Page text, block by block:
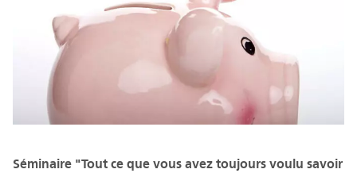
Séminaire "Tout ce que vous avez toujours voulu savoir